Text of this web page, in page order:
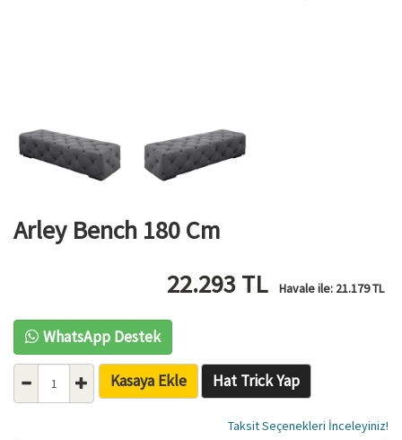
Arley Bench 180 Cm
22.293 TL Havale ile: 21.179TL
WhatsApp Destek
Kasaya Ekle Hat Trick Yap
Taksit Seçenekleri İnceleyiniz!